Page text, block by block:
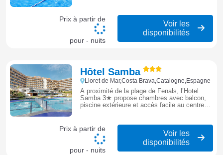
Prix à partir de
pour - nuits
Voir les
disponibilités
Hôtel Samba
Lloret de Mar,Costa Brava,Catalogne,Espagne
À proximité de la plage de Fenals, l’Hotel
Samba 3★ propose chambres avec balcon,
piscine extérieure et accès facile au centre
Prix à partir de
pour - nuits
Voir les
disponibilités